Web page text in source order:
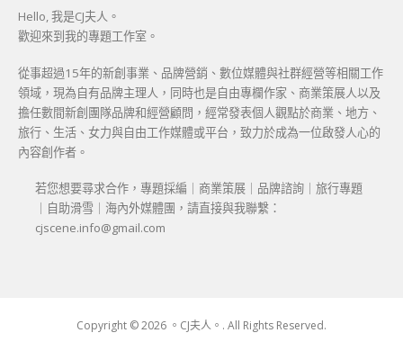
Hello, 我是CJ夫人。
歡迎來到我的專題工作室。
從事超過15年的新創事業、品牌營銷、數位媒體與社群經營等相關工作
領域，現為自有品牌主理人，同時也是自由專欄作家、商業策展人以及
擔任數間新創團隊品牌和經營顧問，經常發表個人觀點於商業、地方、
旅行、生活、女力與自由工作媒體或平台，致力於成為一位啟發人心的
內容創作者。
若您想要尋求合作，專題採編｜商業策展｜品牌諮詢｜旅行專題
｜自助滑雪｜海內外媒體團，請直接與我聯繫：
cjscene.info@gmail.com
Copyright © 2026 。CJ夫人。. All Rights Reserved.